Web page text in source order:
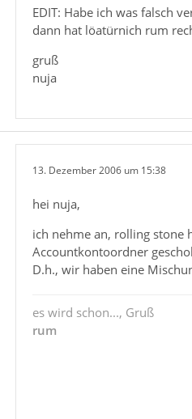
EDIT: Habe ich was falsch
dann hat löatürnich rum
gruß
nuja
13. Dezember 2006 um 15:38
hei nuja,
ich nehme an, rolling stone
Accountkontoordner
D.h., wir haben eine
es wird schon..., Gruß
rum